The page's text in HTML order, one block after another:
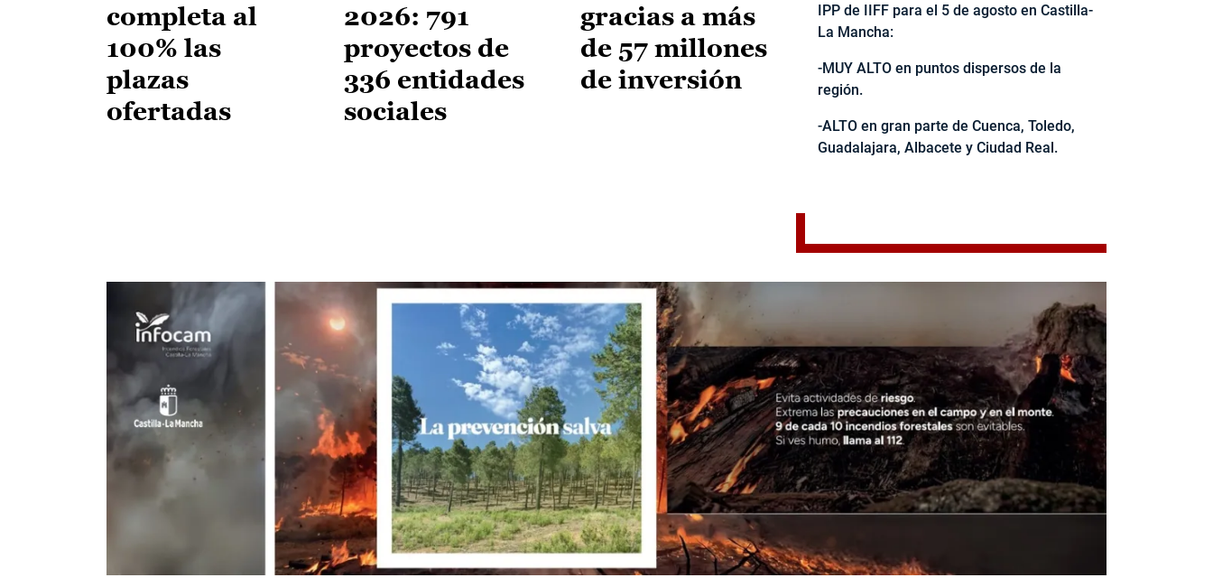
completa al
100% las
plazas
ofertadas
2026: 791
proyectos de
336 entidades
sociales
gracias a más
de 57 millones
de inversión
IPP de IIFF para el 5 de agosto en Castilla-
La Mancha:
-MUY ALTO en puntos dispersos de la
región.
-ALTO en gran parte de Cuenca, Toledo,
Guadalajara, Albacete y Ciudad Real.